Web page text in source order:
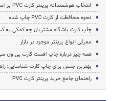
انتخاب هوشمندانه پرینتر کارت PVC بر اساس نیاز شما
نحوه محافظت از کارت PVC چاپ شده
چاپ کارت باشگاه مشتریان چه کمکی به
معرفی انواع پرینتر موجود در بازار
همه چیز درباره چاپ افست کارت پی وی
بهترین جنس برای چاپ کارت شناسایی:
راهنمای جامع خرید پرینتر کارت PVC